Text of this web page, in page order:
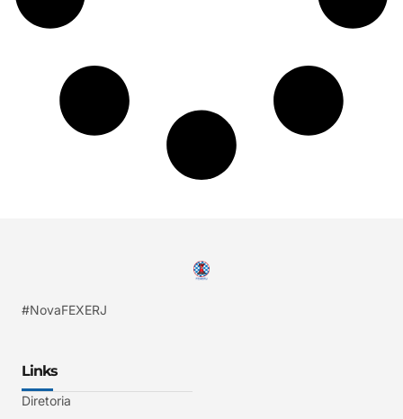
#NovaFEXERJ
Links
Diretoria